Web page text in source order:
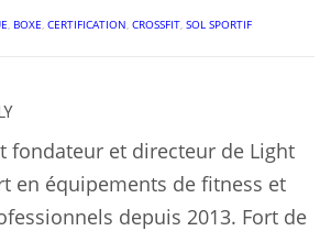
BOXE CERTIFICATION CROSSFIT SOL SPORTIF
fondateur et directeur de Light
en équipements de fitness et
depuis 2013. Fort de